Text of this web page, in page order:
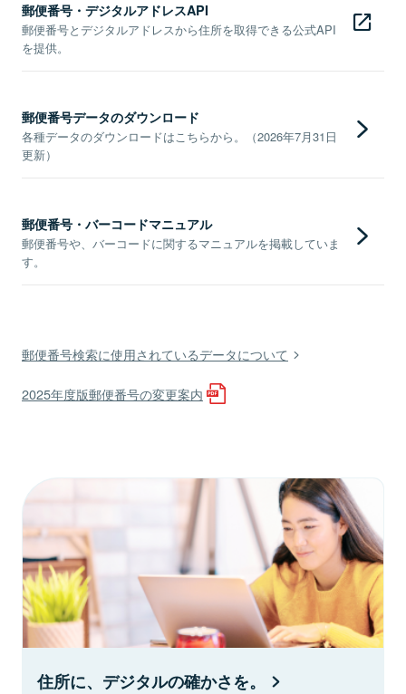
郵便番号・デジタルアドレスAPI
郵便番号とデジタルアドレスから住所を取得できる公式API
を提供。
郵便番号データのダウンロード
各種データのダウンロードはこちらから。（2026年7月31日
更新）
郵便番号・バーコードマニュアル
郵便番号や、バーコードに関するマニュアルを掲載していま
す。
郵便番号検索に使用されているデータについて
2025年度版郵便番号の変更案内
住所に、デジタルの確かさを。